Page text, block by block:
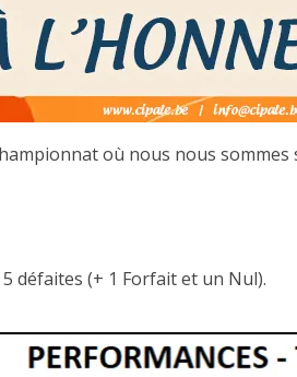
où nous nous
défaites (+ 1 Forfait et un Nul).